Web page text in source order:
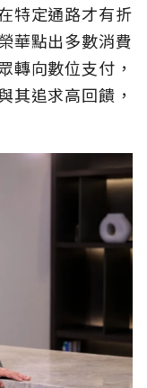
特定通路才有折
華點出多數消費
轉向數位支付，
其追求高回饋，